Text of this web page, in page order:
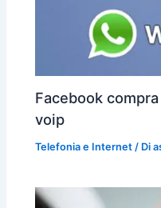
Facebook
voip
Telefonia e Internet / Di